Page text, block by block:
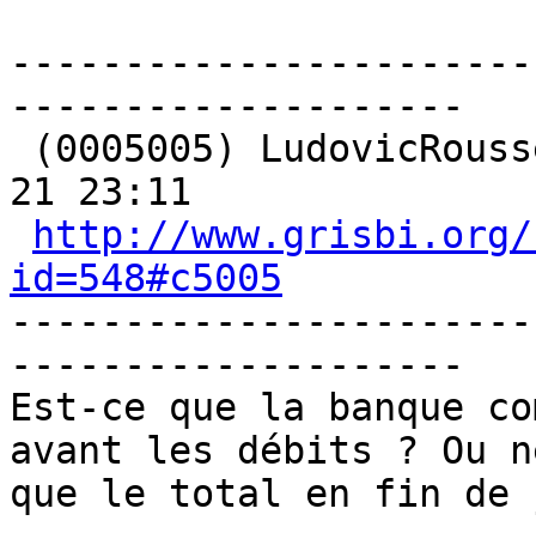
--------------------
21 23:11
http://www.grisbi.org/
id=548#c5005
--------------------
Est-ce que la banque
avant les débits ? Ou
que le total en fin de